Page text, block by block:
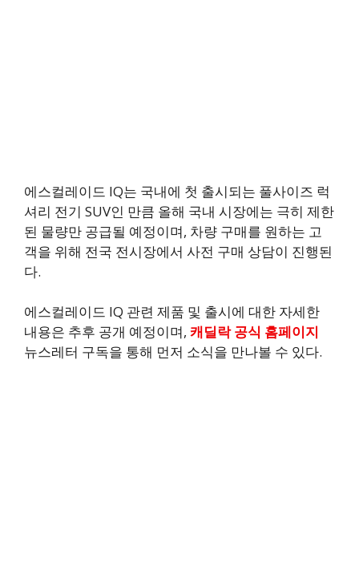
에스컬레이드 IQ는 국내에 첫 출시되는 풀사이즈 럭
셔리 전기 SUV인 만큼 올해 국내 시장에는 극히 제한
된 물량만 공급될 예정이며, 차량 구매를 원하는 고
객을 위해 전국 전시장에서 사전 구매 상담이 진행된
다.
에스컬레이드 IQ 관련 제품 및 출시에 대한 자세한
내용은 추후 공개 예정이며, 캐딜락 공식 홈페이지
뉴스레터 구독을 통해 먼저 소식을 만나볼 수 있다.